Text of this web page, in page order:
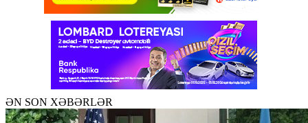
ƏN SON XƏBƏRLƏR